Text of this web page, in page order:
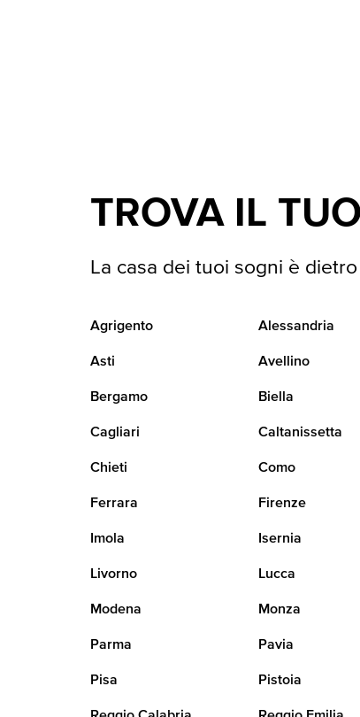
TROVA IL
La casa dei tuoi sogni è dietro
Agrigento Alessandria
Asti Avellino
Bergamo Biella
Cagliari Caltanissetta
Chieti Como
Ferrara Firenze
Imola Isernia
Livorno Lucca
Modena Monza
Parma Pavia
Pisa Pistoia